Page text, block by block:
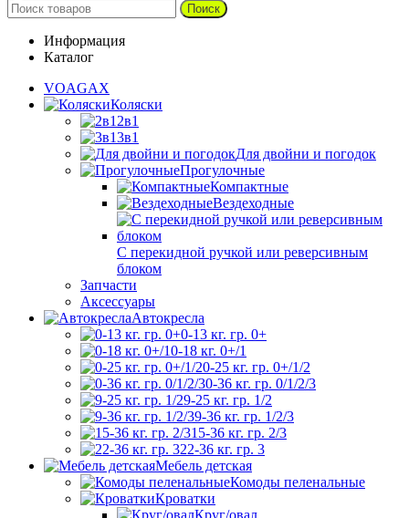
Поиск
Информация
Каталог
VOAGAX
Коляски
2в1
3в1
Для двойни и погодок
Прогулочные
Компактные
Вездеходные
С перекидной ручкой или реверсивным
блоком
Запчасти
Аксессуары
Автокресла
0-13 кг. гр. 0+
0-18 кг. 0+/1
0-25 кг. гр. 0+/1/2
0-36 кг. гр. 0/1/2/3
9-25 кг. гр. 1/2
9-36 кг. гр. 1/2/3
15-36 кг. гр. 2/3
22-36 кг. гр. 3
Мебель детская
Комоды пеленальные
Кроватки
Круг/овал